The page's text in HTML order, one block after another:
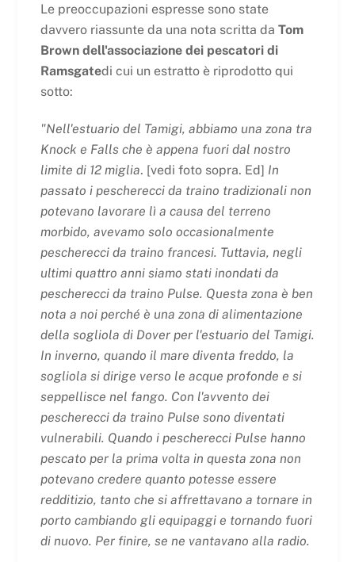
Le preoccupazioni espresse sono state
davvero riassunte da una nota scritta da Tom
Brown dell'associazione dei pescatori di
Ramsgatedi cui un estratto è riprodotto qui
sotto:
"Nell'estuario del Tamigi, abbiamo una zona tra
Knock e Falls che è appena fuori dal nostro
limite di 12 miglia. [vedi foto sopra. Ed] In
passato i pescherecci da traino tradizionali non
potevano lavorare lì a causa del terreno
morbido, avevamo solo occasionalmente
pescherecci da traino francesi. Tuttavia, negli
ultimi quattro anni siamo stati inondati da
pescherecci da traino Pulse. Questa zona è ben
nota a noi perché è una zona di alimentazione
della sogliola di Dover per l'estuario del Tamigi.
In inverno, quando il mare diventa freddo, la
sogliola si dirige verso le acque profonde e si
seppellisce nel fango. Con l'avvento dei
pescherecci da traino Pulse sono diventati
vulnerabili. Quando i pescherecci Pulse hanno
pescato per la prima volta in questa zona non
potevano credere quanto potesse essere
redditizio, tanto che si affrettavano a tornare in
porto cambiando gli equipaggi e tornando fuori
di nuovo. Per finire, se ne vantavano alla radio.